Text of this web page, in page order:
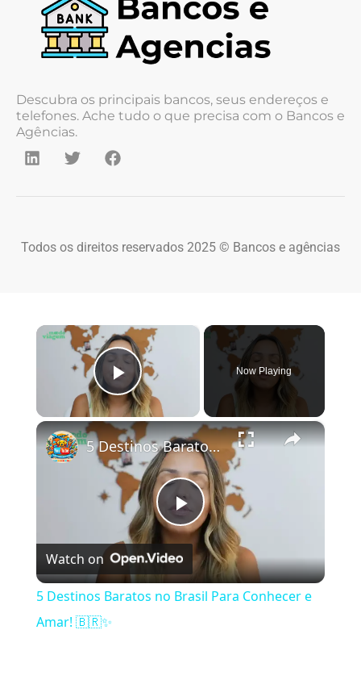
Descubra os principais bancos, seus endereços e
telefones. Ache tudo o que precisa com o Bancos e
Agências.
Todos os direitos reservados 2025 © Bancos e agências
×
Play Video
Now Playing
×
Play Video
5 Destinos Baratos no Brasil Para Conhecer e Amar! 🇧🇷✨
Watch on
5 Destinos Baratos no Brasil Para Conhecer e
Amar! 🇧🇷✨